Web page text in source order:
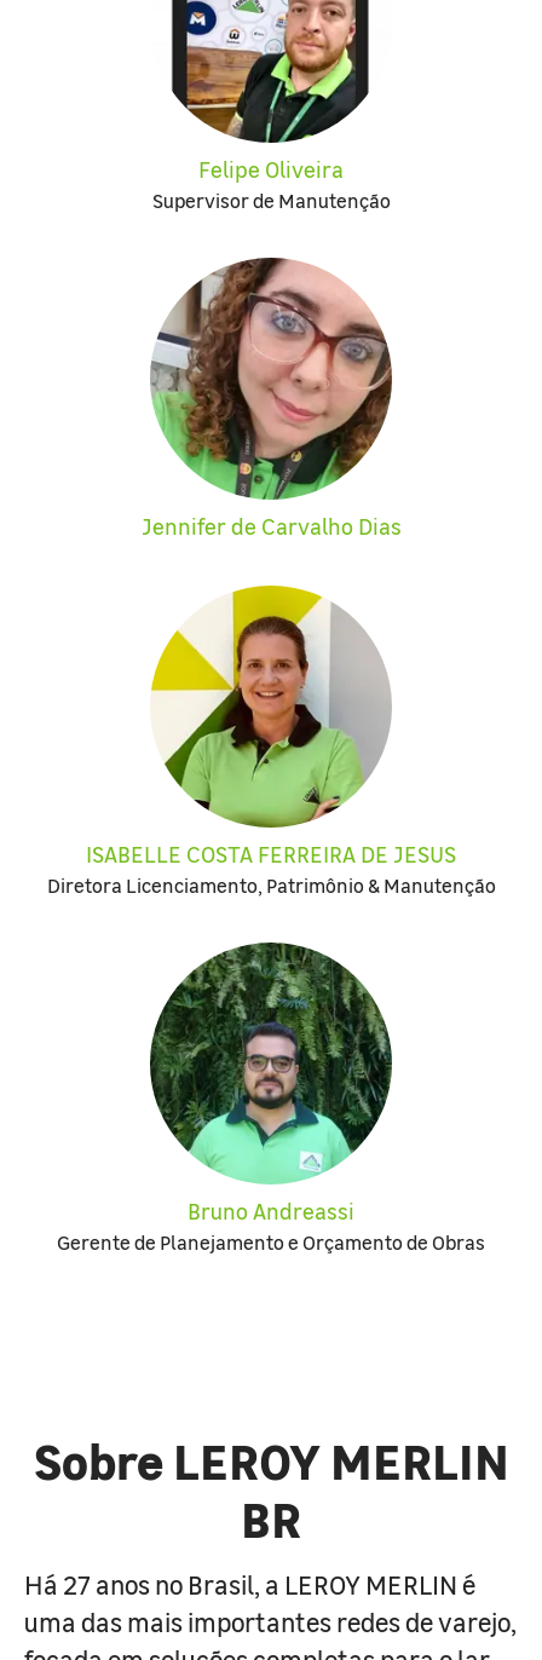
Felipe Oliveira
Supervisor de Manutenção
Jennifer de Carvalho Dias
ISABELLE COSTA FERREIRA DE JESUS
Diretora Licenciamento, Patrimônio & Manutenção
Bruno Andreassi
Gerente de Planejamento e Orçamento de Obras
Sobre LEROY MERLIN
BR
Há 27 anos no Brasil, a LEROY MERLIN é
uma das mais importantes redes de varejo,